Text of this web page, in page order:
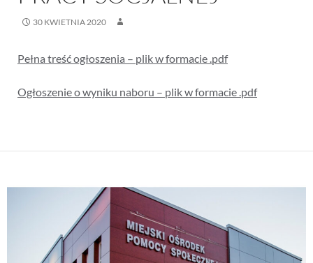
30 KWIETNIA 2020
Pełna treść ogłoszenia – plik w formacie .pdf
Ogłoszenie o wyniku naboru – plik w formacie .pdf
wpisu